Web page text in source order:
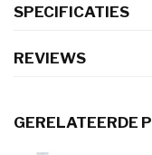
SPECIFICATIES
REVIEWS
GERELATEERDE